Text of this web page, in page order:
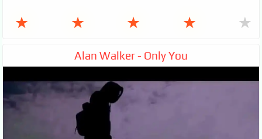
★ ★ ★ ★ ★
Alan Walker - Only You